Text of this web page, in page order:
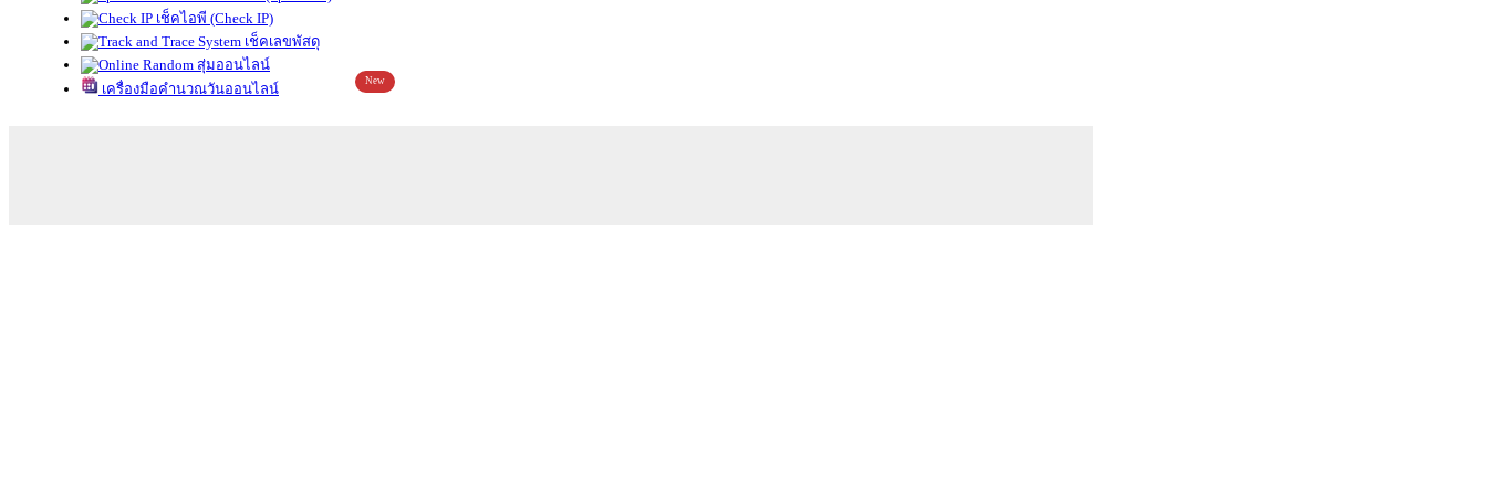
เช็คไอพี (Check IP)
เช็คเลขพัสดุ
สุ่มออนไลน์
เครื่องมือคำนวณวันออนไลน์
New